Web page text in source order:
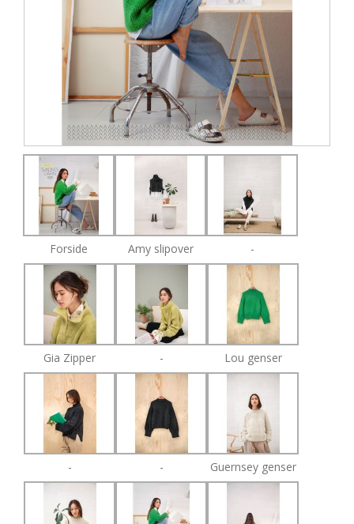
Forside Amy slipover -
Gia Zipper - Lou genser
- - Guernsey genser